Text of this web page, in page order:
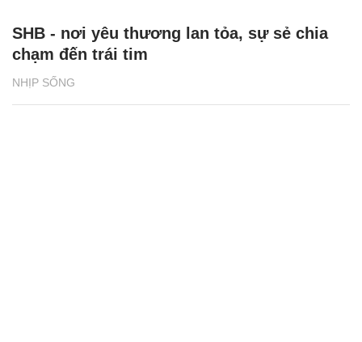
NHỊP SỐNG
SHB - nơi yêu thương lan tỏa, sự sẻ chia
chạm đến trái tim